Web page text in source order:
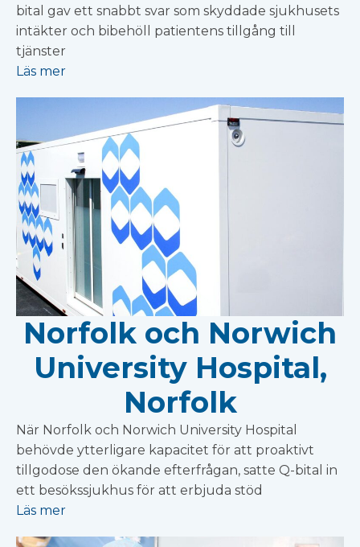
bital gav ett snabbt svar som skyddade sjukhusets
intäkter och bibehöll patientens tillgång till
tjänster
Läs mer
Norfolk och Norwich
University Hospital,
Norfolk
När Norfolk och Norwich University Hospital
behövde ytterligare kapacitet för att proaktivt
tillgodose den ökande efterfrågan, satte Q-bital in
ett besökssjukhus för att erbjuda stöd
Läs mer